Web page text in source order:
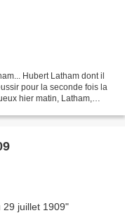
Hubert Latham dont il
pour la seconde fois la
hier matin, Latham,